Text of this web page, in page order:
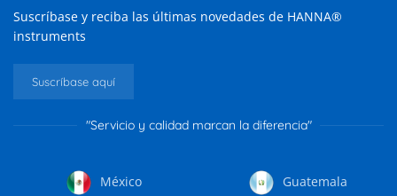
Suscríbase y reciba las últimas novedades de HANNA®
instruments
Suscríbase aquí
"Servicio y calidad marcan la diferencia"
México Guatemala